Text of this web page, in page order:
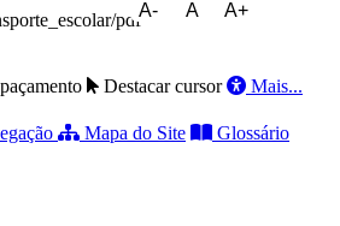
pdfA- A A+
Destacar cursor Mais...
Mapa do Site Glossário